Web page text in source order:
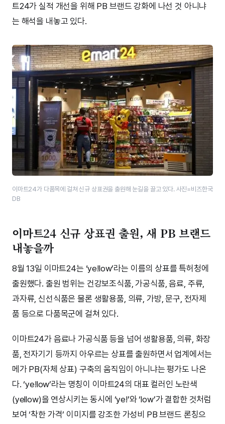
트24가 실적 개선을 위해 PB 브랜드 강화에 나선 것 아니냐
는 해석을 내놓고 있다.
이마트24가 다품목에 걸쳐 신규 상표권을 출원해 눈길을 끌고 있다. 사진=비즈한국
DB
이마트24 신규 상표권 출원, 새 PB 브랜드
내놓을까
8월 13일 이마트24는 ‘ye!low’라는 이름의 상표를 특허청에
출원했다. 출원 범위는 건강보조식품, 가공식품, 음료, 주류,
과자류, 신선식품은 물론 생활용품, 의류, 가방, 문구, 전자제
품 등으로 다품목군에 걸쳐 있다.
이마트24가 음료나 가공식품 등을 넘어 생활용품, 의류, 화장
품, 전자기기 등까지 아우르는 상표를 출원하면서 업계에서는
메가 PB(자체 상표) 구축의 움직임이 아니냐는 평가도 나온
다. ‘ye!low’라는 명칭이 이마트24의 대표 컬러인 노란색
(yellow)을 연상시키는 동시에 ‘ye!’와 ‘low’가 결합한 것처럼
보여 ‘착한 가격’ 이미지를 강조한 가성비 PB 브랜드 론칭으